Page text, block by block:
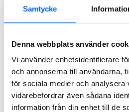
Samtycke
Denna webbplats använder
Vi använder enhetsidentifierare
och annonserna till användarna,
för sociala medier och analysera
vidarebefordrar även sådana
information från din enhet till de
Östra länken, Luleå
NCC har fått i uppdrag att
kommun bygga ett nytt vatten-